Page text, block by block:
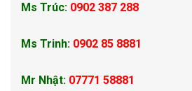
Ms Trúc: 0902 387 288
Ms Trinh: 0902 85 8881
Mr Nhật: 07771 58881